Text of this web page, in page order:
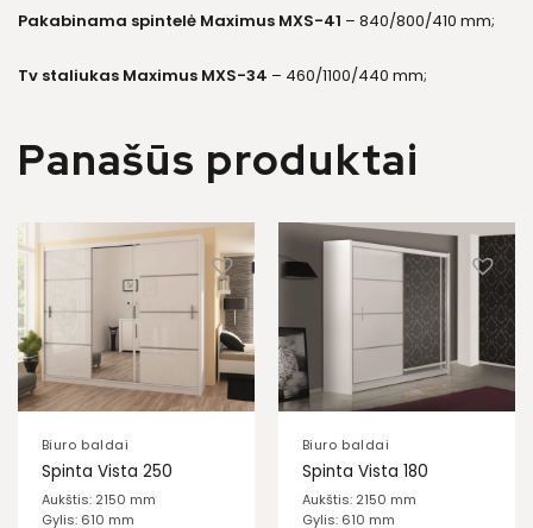
Pakabinama spintelė Maximus MXS-41 – 840/800/410 mm;
Tv staliukas Maximus MXS-34 – 460/1100/440 mm;
Panašūs produktai
Biuro baldai
Spinta Vista 250
Aukštis: 2150 mm
Gylis: 610 mm
Biuro baldai
Spinta Vista 180
Aukštis: 2150 mm
Gylis: 610 mm